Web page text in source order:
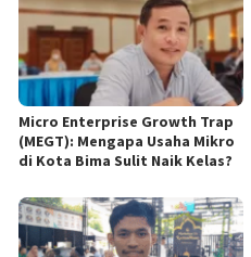
Micro Enterprise Growth Trap
(MEGT): Mengapa Usaha Mikro
di Kota Bima Sulit Naik Kelas?